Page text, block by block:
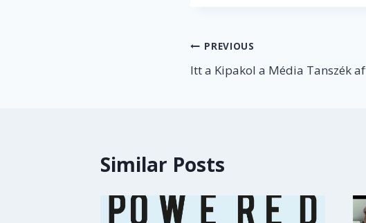
Post
navigation
PREVIOUS
Itt a Kipakol a Média Tanszék
Similar Posts